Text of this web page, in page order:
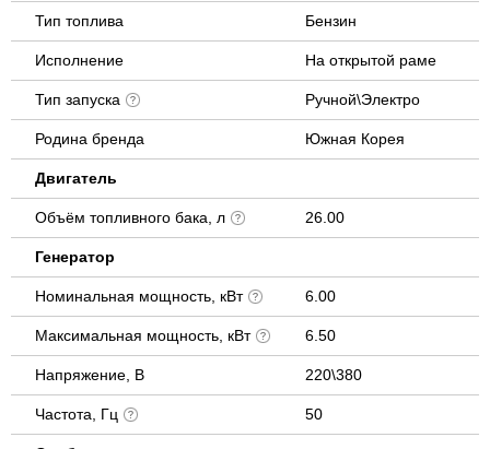
Тип топлива Бензин
Исполнение На открытой раме
Тип запуска Ручной\Электро
Родина бренда Южная Корея
Двигатель
Объём топливного бака, л 26.00
Генератор
Номинальная мощность, кВт 6.00
Максимальная мощность, кВт 6.50
Напряжение, В 220\380
Частота, Гц 50